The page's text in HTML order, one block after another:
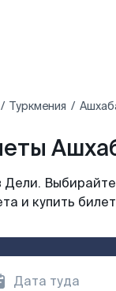
Туркмения
и купить